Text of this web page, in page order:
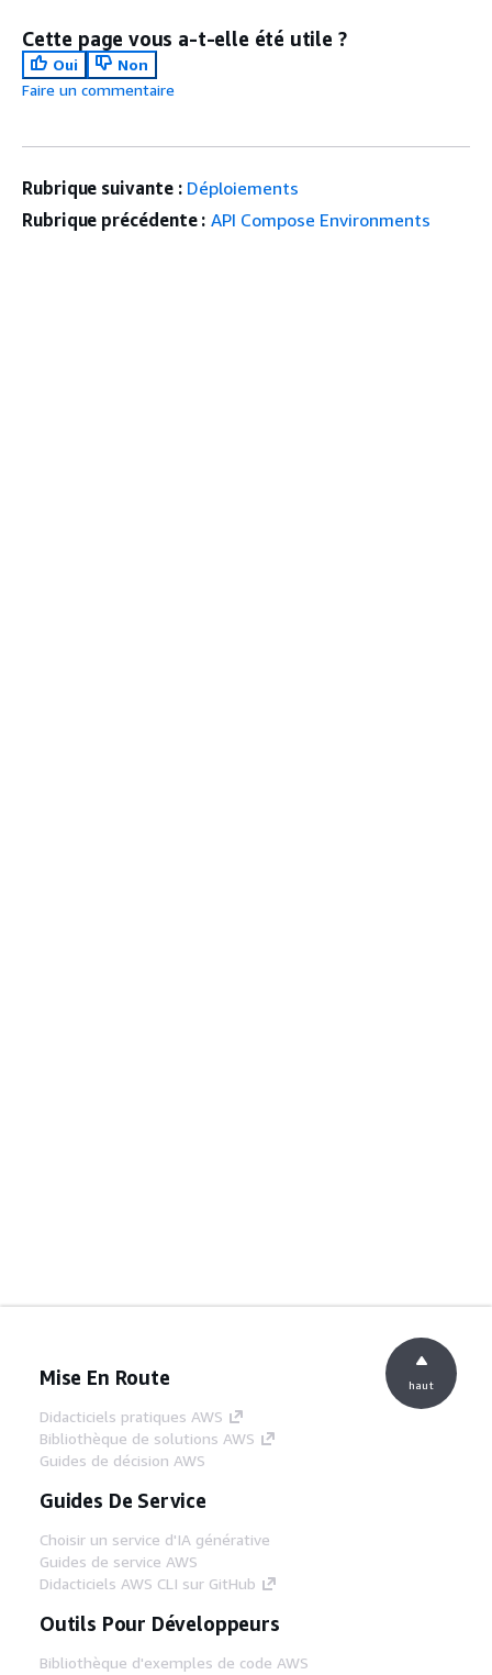
Cette page vous a-t-elle été utile ?
Oui
Non
Faire un commentaire
Rubrique suivante : Déploiements
Rubrique précédente : API Compose Environments
Mise En Route
Didacticiels pratiques AWS
Bibliothèque de solutions AWS
Guides de décision AWS
Guides De Service
Choisir un service d'IA générative
Guides de service AWS
Didacticiels AWS CLI sur GitHub
Outils Pour Développeurs
Bibliothèque d'exemples de code AWS
haut